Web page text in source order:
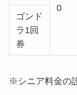
0
ゴンド
ラ1回
券
※シニア料金の